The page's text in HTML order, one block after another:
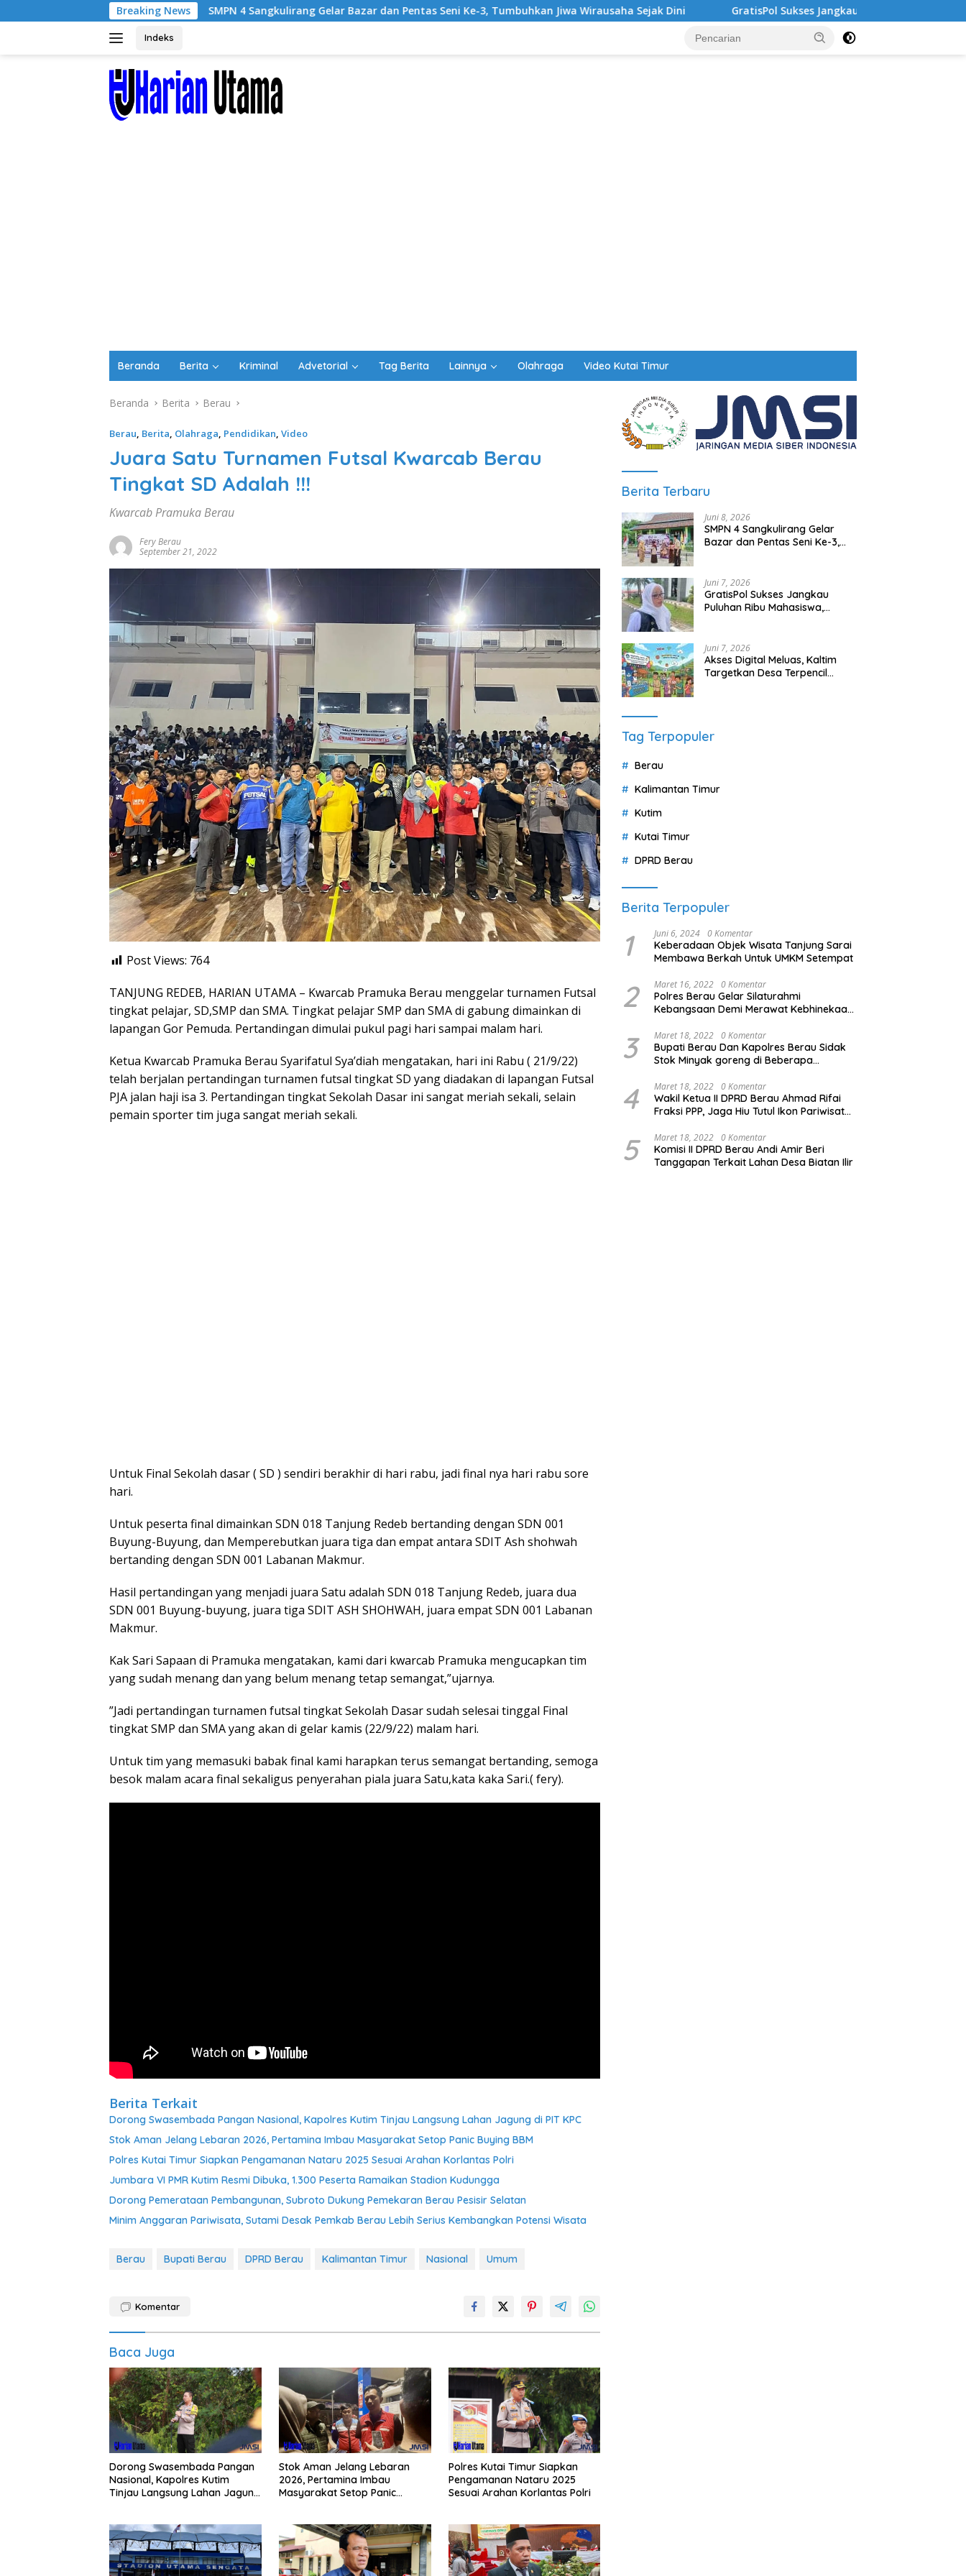
ke
Breaking News
SMPN 4 Sangkulirang Gelar Bazar dan Pentas Seni Ke-3, Tumbuhkan Jiwa Wirausaha Sejak Dini GratisPol Sukses Jangkau Puluhan Ribu Mahasiswa, Kampus
Indeks
Beranda Berita Kriminal Advetorial Tag Berita Lainnya Olahraga Video Kutai Timur
Beranda Berita Berau
Berau, Berita, Olahraga, Pendidikan, Video
Juara Satu Turnamen Futsal Kwarcab Berau
Tingkat SD Adalah !!!
Kwarcab Pramuka Berau
Fery Berau
September 21, 2022
Post Views: 764
TANJUNG REDEB, HARIAN UTAMA – Kwarcab Pramuka Berau menggelar turnamen Futsal
tingkat pelajar, SD,SMP dan SMA. Tingkat pelajar SMP dan SMA di gabung dimainkan di
lapangan Gor Pemuda. Pertandingan dimulai pukul pagi hari sampai malam hari.
Ketua Kwarcab Pramuka Berau Syarifatul Sya’diah mengatakan, hari ini Rabu ( 21/9/22)
telah berjalan pertandingan turnamen futsal tingkat SD yang diadakan di lapangan Futsal
PJA jalan haji isa 3. Pertandingan tingkat Sekolah Dasar ini sangat meriah sekali, selain
pemain sporter tim juga sangat meriah sekali.
Untuk Final Sekolah dasar ( SD ) sendiri berakhir di hari rabu, jadi final nya hari rabu sore
hari.
Untuk peserta final dimainkan SDN 018 Tanjung Redeb bertanding dengan SDN 001
Buyung-Buyung, dan Memperebutkan juara tiga dan empat antara SDIT Ash shohwah
bertanding dengan SDN 001 Labanan Makmur.
Hasil pertandingan yang menjadi juara Satu adalah SDN 018 Tanjung Redeb, juara dua
SDN 001 Buyung-buyung, juara tiga SDIT ASH SHOHWAH, juara empat SDN 001 Labanan
Makmur.
Kak Sari Sapaan di Pramuka mengatakan, kami dari kwarcab Pramuka mengucapkan tim
yang sudah menang dan yang belum menang tetap semangat,”ujarnya.
”Jadi pertandingan turnamen futsal tingkat Sekolah Dasar sudah selesai tinggal Final
tingkat SMP dan SMA yang akan di gelar kamis (22/9/22) malam hari.
Untuk tim yang memasuki babak final kami harapkan terus semangat bertanding, semoga
besok malam acara final sekaligus penyerahan piala juara Satu,kata kaka Sari.( fery).
Berita Terkait
Dorong Swasembada Pangan Nasional, Kapolres Kutim Tinjau Langsung Lahan Jagung di PIT KPC
Stok Aman Jelang Lebaran 2026, Pertamina Imbau Masyarakat Setop Panic Buying BBM
Polres Kutai Timur Siapkan Pengamanan Nataru 2025 Sesuai Arahan Korlantas Polri
Jumbara VI PMR Kutim Resmi Dibuka, 1.300 Peserta Ramaikan Stadion Kudungga
Dorong Pemerataan Pembangunan, Subroto Dukung Pemekaran Berau Pesisir Selatan
Minim Anggaran Pariwisata, Sutami Desak Pemkab Berau Lebih Serius Kembangkan Potensi Wisata
Berau Bupati Berau DPRD Berau Kalimantan Timur Nasional Umum
Komentar
Baca Juga
Dorong Swasembada Pangan
Nasional, Kapolres Kutim
Tinjau Langsung Lahan Jagung
Stok Aman Jelang Lebaran
2026, Pertamina Imbau
Masyarakat Setop Panic
Polres Kutai Timur Siapkan
Pengamanan Nataru 2025
Sesuai Arahan Korlantas Polri
Berita Terbaru
Juni 8, 2026
SMPN 4 Sangkulirang Gelar
Bazar dan Pentas Seni Ke-3,
Juni 7, 2026
GratisPol Sukses Jangkau
Puluhan Ribu Mahasiswa,
Juni 7, 2026
Akses Digital Meluas, Kaltim
Targetkan Desa Terpencil
Tag Terpopuler
Berau
Kalimantan Timur
Kutim
Kutai Timur
DPRD Berau
Berita Terpopuler
1 Juni 6, 2024 0 Komentar
Keberadaan Objek Wisata Tanjung Sarai
Membawa Berkah Untuk UMKM Setempat
2 Maret 16, 2022 0 Komentar
Polres Berau Gelar Silaturahmi
Kebangsaan Demi Merawat Kebhinekaan
3 Maret 18, 2022 0 Komentar
Bupati Berau Dan Kapolres Berau Sidak
Stok Minyak goreng di Beberapa
4 Maret 18, 2022 0 Komentar
Wakil Ketua II DPRD Berau Ahmad Rifai
Fraksi PPP, Jaga Hiu Tutul Ikon Pariwisata
5 Maret 18, 2022 0 Komentar
Komisi II DPRD Berau Andi Amir Beri
Tanggapan Terkait Lahan Desa Biatan Ilir